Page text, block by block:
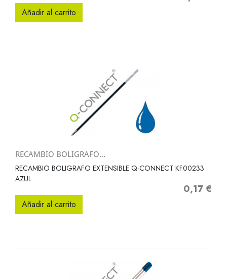
Añadir al carrito
RECAMBIO BOLIGRAFO...
RECAMBIO BOLIGRAFO EXTENSIBLE Q-CONNECT KF00233
AZUL
Precio
0,17 €
Añadir al carrito